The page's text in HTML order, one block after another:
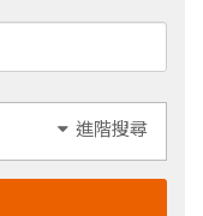
進階搜尋